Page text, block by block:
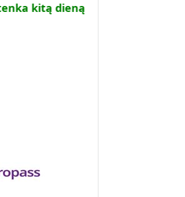
kitą dieną po to kai ši